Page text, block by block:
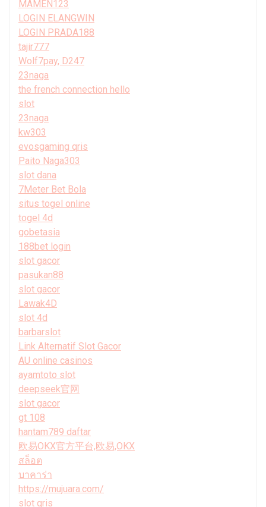
MAMEN123
LOGIN ELANGWIN
LOGIN PRADA188
tajir777
Wolf7pay, D247
23naga
the french connection hello
slot
23naga
kw303
evosgaming qris
Paito Naga303
slot dana
7Meter Bet Bola
situs togel online
togel 4d
gobetasia
188bet login
slot gacor
pasukan88
slot gacor
Lawak4D
slot 4d
barbarslot
Link Alternatif Slot Gacor
AU online casinos
ayamtoto slot
deepseek官网
slot gacor
gt 108
hantam789 daftar
欧易OKX官方平台,欧易,OKX
สล็อต
บาคาร่า
https://mujuara.com/
slot qris